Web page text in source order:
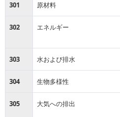
301 原材料
302 エネルギー
303 水および排水
304 生物多様性
305 大気への排出